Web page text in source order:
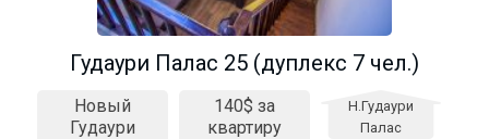
Гудаури Палас 25 (дуплекс 7 чел.)
Новый
Гудаури
140$ за
квартиру
Н.Гудаури
Палас